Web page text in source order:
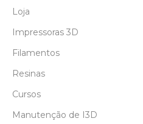
Loja
Impressoras 3D
Filamentos
Resinas
Cursos
Manutenção de I3D